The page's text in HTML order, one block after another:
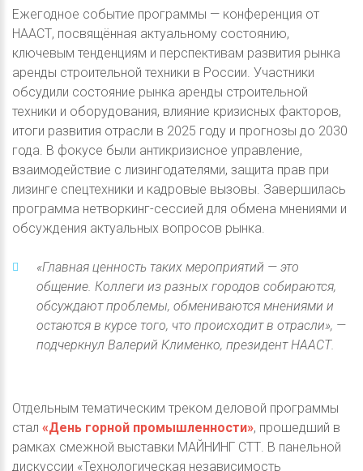
Ежегодное событие программы — конференция от
НААСТ, посвящённая актуальному состоянию,
ключевым тенденциям и перспективам развития рынка
аренды строительной техники в России. Участники
обсудили состояние рынка аренды строительной
техники и оборудования, влияние кризисных факторов,
итоги развития отрасли в 2025 году и прогнозы до 2030
года. В фокусе были антикризисное управление,
взаимодействие с лизингодателями, защита прав при
лизинге спецтехники и кадровые вызовы. Завершилась
программа нетворкинг-сессией для обмена мнениями и
обсуждения актуальных вопросов рынка.
«Главная ценность таких мероприятий — это
общение. Коллеги из разных городов собираются,
обсуждают проблемы, обмениваются мнениями и
остаются в курсе того, что происходит в отрасли», —
подчеркнул Валерий Клименко, президент НААСТ.
Отдельным тематическим треком деловой программы
стал «День горной промышленности», прошедший в
рамках смежной выставки МАЙНИНГ СТТ. В панельной
дискуссии «Технологическая независимость